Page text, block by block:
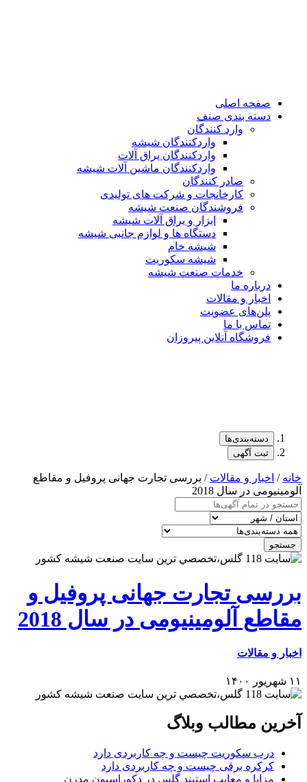
صفحه اصلی
دسته بندی صنف
وارد کنندگان
واردکنندگان شیشه
واردکنندگان یراق آلات
واردکنندگان ماشین آلات شیشه
صادر کنندگان
کارخانجات و شرکت های تولیدی
فروشندگان صنعت شیشه
ابزار و یراق آلات شیشه
دستگاه ها و لوازم جانبی شیشه
شیشه خام
شیشه سکوریت
خدمات صنعت شیشه
درباره ما
اخبار و مقالات
پلن‌های عضویت
تماس با ما
فروشگاه آنلاین پیروزان
دسته‌بندی‌ها
ثبت آگهی
خانه / اخبار و مقالات / بررسی تجارت جهانی پروفیل و مقاطع
آلومینیومی در سال 2018
جستجو
بررسی تجارت جهانی پروفیل و
مقاطع آلومینیومی در سال 2018
اخبار و مقالات
۱۱ شهریور ۱۴۰۰
آخرین مطالب وبلاگ
درب سکوریت چیست و چه کاربردی دارد
کرکره برقی چیست و چه کاربردی دارد
مزایا و معایب استیند گلس در دکوراسیون مدرن